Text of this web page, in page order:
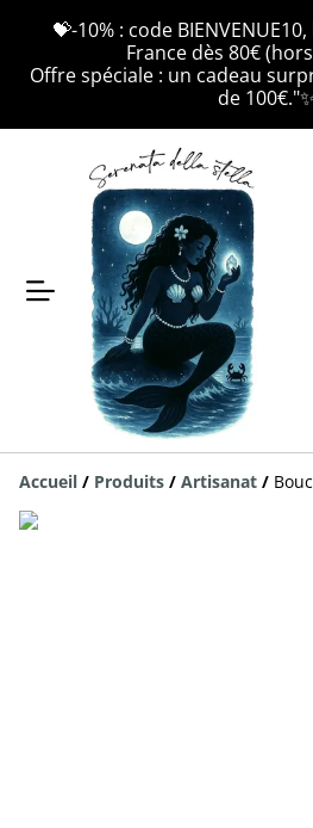
💝-10% : code
France dès 80€
Offre spéciale : un cadeau
de 100€."✨
Accueil / Produits / Artisanat /